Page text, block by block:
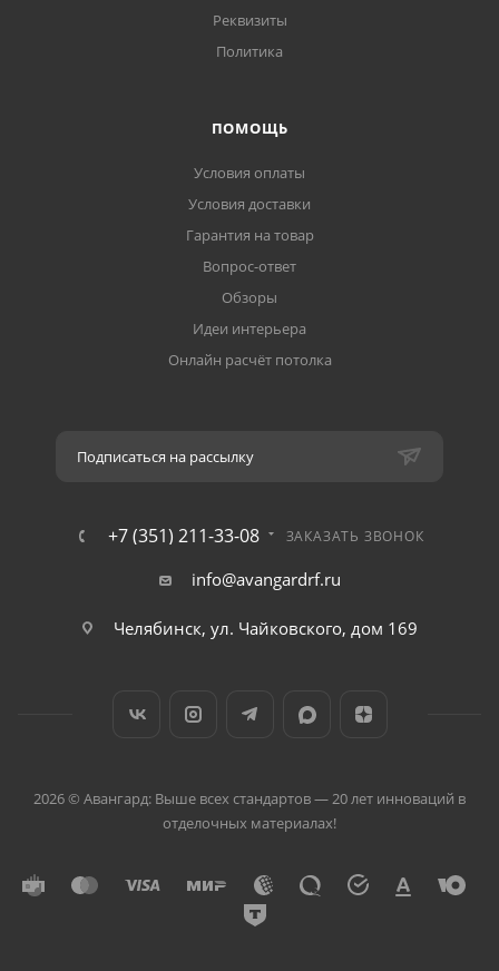
Реквизиты
Политика
ПОМОЩЬ
Условия оплаты
Условия доставки
Гарантия на товар
Вопрос-ответ
Обзоры
Идеи интерьера
Онлайн расчёт потолка
Подписаться на рассылку
+7 (351) 211-33-08 ЗАКАЗАТЬ ЗВОНОК
info@avangardrf.ru
Челябинск, ул. Чайковского, дом 169
2026 © Авангард: Выше всех стандартов — 20 лет инноваций в
отделочных материалах!